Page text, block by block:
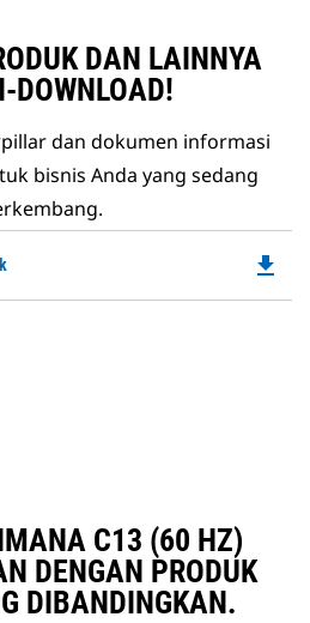
DAN LAINNYA
DOWNLOAD!
dan dokumen informasi
bisnis Anda yang sedang
file_download
C13 (60 HZ)
DENGAN PRODUK
DIBANDINGKAN.